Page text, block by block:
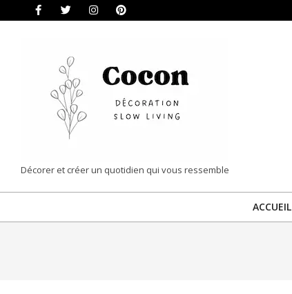
COCON
|
DÉCORATION
Décorer et créer un quotidien qui vous ressemble
ACCUEIL